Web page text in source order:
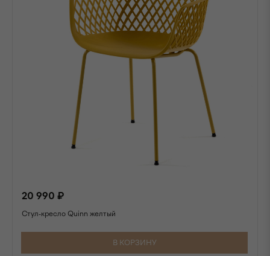
20 990 ₽
Стул-кресло Quinn желтый
В КОРЗИНУ